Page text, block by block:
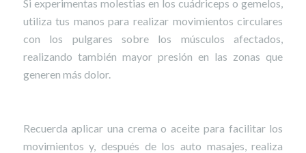
Si experimentas molestias en los cuádriceps o gemelos,
utiliza tus manos para realizar movimientos circulares
con los pulgares sobre los músculos afectados,
realizando también mayor presión en las zonas que
generen más dolor.
Recuerda aplicar una crema o aceite para facilitar los
movimientos y, después de los auto masajes, realiza